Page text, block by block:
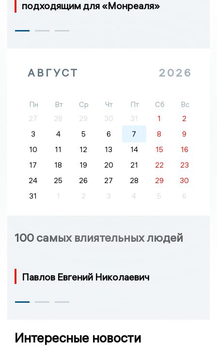
подходящим для «Монреаля»
АВГУСТ 2026
Пн Вт Ср Чт Пт Сб
Вс
27
28 29 30 31 1
2
3
4 5 6 7 8
9
10
11 12 13 14 15
16
17
18 19 20 21 22
23
24
25 26 27 28 29
30
31
1 2 3 4 5 6
100 самых влиятельных людей
Павлов Евгений Николаевич
Интересные новости